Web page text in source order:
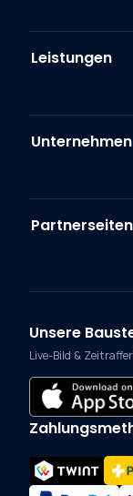
Leistungen
Unternehmen
Partnerseiten
Unsere
Live-Bild &